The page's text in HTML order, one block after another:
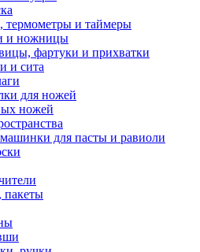
термометры и таймеры
и ножницы
фартуки и прихватки
и сита
для ножей
ножей
для пасты и равиоли
пакеты